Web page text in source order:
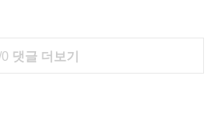
댓글 더보기